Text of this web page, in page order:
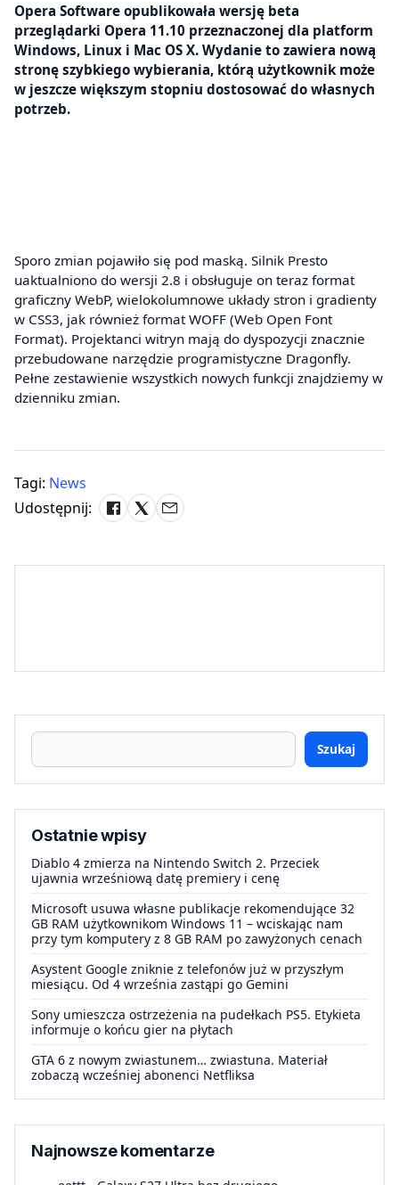
Opera Software opublikowała wersję beta
przeglądarki Opera 11.10 przeznaczonej dla platform
Windows, Linux i Mac OS X. Wydanie to zawiera nową
stronę szybkiego wybierania, którą użytkownik może
w jeszcze większym stopniu dostosować do własnych
potrzeb.
Sporo zmian pojawiło się pod maską. Silnik Presto
uaktualniono do wersji 2.8 i obsługuje on teraz format
graficzny WebP, wielokolumnowe układy stron i gradienty
w CSS3, jak również format WOFF (Web Open Font
Format). Projektanci witryn mają do dyspozycji znacznie
przebudowane narzędzie programistyczne Dragonfly.
Pełne zestawienie wszystkich nowych funkcji znajdziemy w
dzienniku zmian.
Tagi: News
Udostępnij:
Szukaj
Ostatnie wpisy
Diablo 4 zmierza na Nintendo Switch 2. Przeciek
ujawnia wrześniową datę premiery i cenę
Microsoft usuwa własne publikacje rekomendujące 32
GB RAM użytkownikom Windows 11 – wciskając nam
przy tym komputery z 8 GB RAM po zawyżonych cenach
Asystent Google zniknie z telefonów już w przyszłym
miesiącu. Od 4 września zastąpi go Gemini
Sony umieszcza ostrzeżenia na pudełkach PS5. Etykieta
informuje o końcu gier na płytach
GTA 6 z nowym zwiastunem… zwiastuna. Materiał
zobaczą wcześniej abonenci Netfliksa
Najnowsze komentarze